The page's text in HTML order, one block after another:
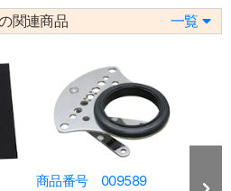
関連商品 一覧
商品番号 009589 商